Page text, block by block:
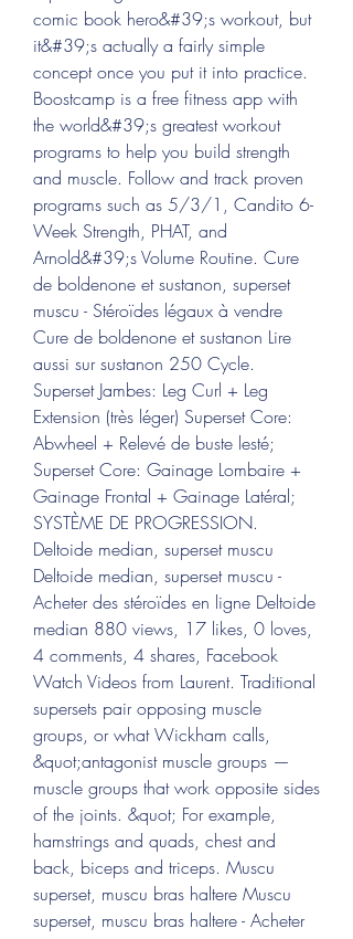
comic book hero&#39;s workout, but
it&#39;s actually a fairly simple
concept once you put it into practice.
Boostcamp is a free fitness app with
the world&#39;s greatest workout
programs to help you build strength
and muscle. Follow and track proven
programs such as 5/3/1, Candito 6-
Week Strength, PHAT, and
Arnold&#39;s Volume Routine. Cure
de boldenone et sustanon, superset
muscu - Stéroïdes légaux à vendre
Cure de boldenone et sustanon Lire
aussi sur sustanon 250 Cycle.
Superset Jambes: Leg Curl + Leg
Extension (très léger) Superset Core:
Abwheel + Relevé de buste lesté;
Superset Core: Gainage Lombaire +
Gainage Frontal + Gainage Latéral;
SYSTÈME DE PROGRESSION.
Deltoide median, superset muscu
Deltoide median, superset muscu -
Acheter des stéroïdes en ligne Deltoide
median 880 views, 17 likes, 0 loves,
4 comments, 4 shares, Facebook
Watch Videos from Laurent. Traditional
supersets pair opposing muscle
groups, or what Wickham calls,
&quot;antagonist muscle groups —
muscle groups that work opposite sides
of the joints. &quot; For example,
hamstrings and quads, chest and
back, biceps and triceps. Muscu
superset, muscu bras haltere Muscu
superset, muscu bras haltere - Acheter